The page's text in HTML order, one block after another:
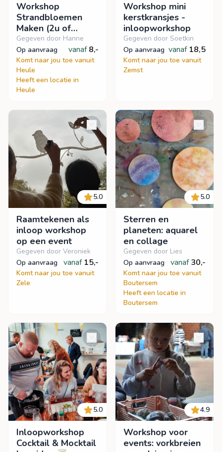
Workshop
Strandbloemen
Maken (2u of
inloopworkshop)
Gegeven door Hanne
op aanvraag
vanaf 8,-
Komt naar jou toe vanuit
Heule
Heeft een locatie in
Heule
Workshop mini
kerstkransjes -
inloopworkshop
Gegeven door Soetkin
op aanvraag vanaf 18,5
Komt naar jou toe vanuit
Zemst
5.0
Raamtekenen als
inloop workshop
op een event
Gegeven door Veroniek
op aanvraag
vanaf 15,-
Komt naar jou toe vanuit
Zele
5.0
Sterren en
planeten: aquarel
en collage
Gegeven door Lies
op aanvraag
vanaf 30,-
Komt naar jou toe vanuit
Boutersem
Heeft een locatie in
Boutersem
5.0
Inloopworkshop
Cocktail & Mocktail
4.9
Workshop voor
events: vorkbreien